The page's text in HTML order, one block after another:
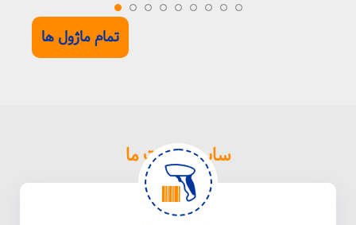
تمام ماژول ها
سایر خدمات ما